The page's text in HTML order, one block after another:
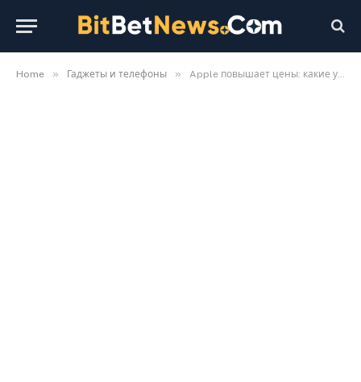
Home » Гаджеты и телефоны » Apple повышает цены: какие устройства подорожают в Украине и что будет с iPhone